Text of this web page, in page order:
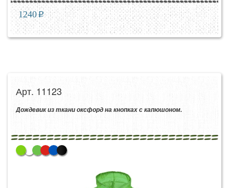
1240p
Арт. 11123
Дождевик из ткани оксфорд на кнопках с капюшоном.